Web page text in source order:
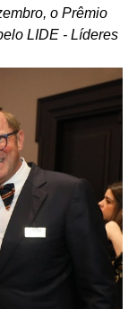
o Prêmio
LIDE - Líderes